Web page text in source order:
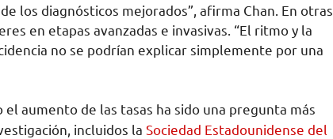
los diagnósticos mejorados”, afirma Chan. En otras
en etapas avanzadas e invasivas. “El ritmo y la
no se podrían explicar simplemente por una
aumento de las tasas ha sido una pregunta más
incluidos la Sociedad Estadounidense del